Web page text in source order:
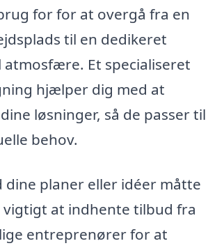
for for at overgå fra en
til en dedikeret
atmosfære. Et specialiseret
hjælper dig med at
løsninger, så de passer til
behov.
dine planer eller idéer måtte
at indhente tilbud fra
entreprenører for at